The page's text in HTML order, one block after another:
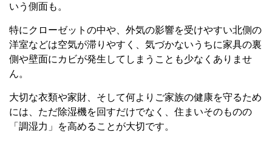
いう側面も。
特にクローゼットの中や、外気の影響を受けやすい北側の
洋室などは空気が滞りやすく、気づかないうちに家具の裏
側や壁面にカビが発生してしまうことも少なくありませ
ん。
大切な衣類や家財、そして何よりご家族の健康を守るため
には、ただ除湿機を回すだけでなく、住まいそのものの
「調湿力」を高めることが大切です。